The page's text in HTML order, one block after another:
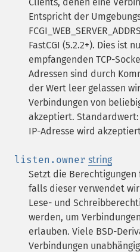
Entspricht der
FastCGI (5.2.2+). Dies ist
empfangenden TCP-
Adressen sind durch
der Wert leer gelassen
Verbindungen von
akzeptiert.
IP-Adresse wird
listen.owner string
Setzt die Berechtigungen
falls dieser verwendet
Lese- und
werden, um
erlauben. Viele BSD-
Verbindungen